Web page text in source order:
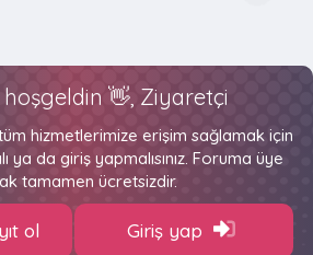
👋, Ziyaretçi
hizmetlerimize erişim sağlamak için
ya da giriş yapmalısınız. Foruma üye
tamamen ücretsizdir.
ol Giriş yap